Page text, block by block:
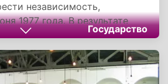
независимость,
1977 года. В результате
народа, большинством
за самостоятельность,
провозглашена,
нового государства.
Государство